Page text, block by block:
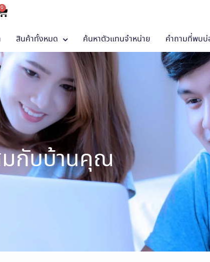
0
สินค้าทั้งหมด ค้นหาตัวแทนจำหน่าย คำถามที่พบบ่
มกับบ้านคุณ